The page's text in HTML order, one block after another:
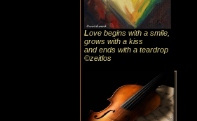
Love begins with a smile,
grows with a kiss
and ends with a teardrop
©zeitlos